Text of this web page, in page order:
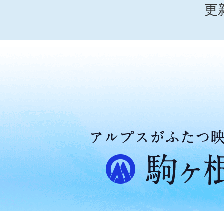
更
ア
ル
プ
ス